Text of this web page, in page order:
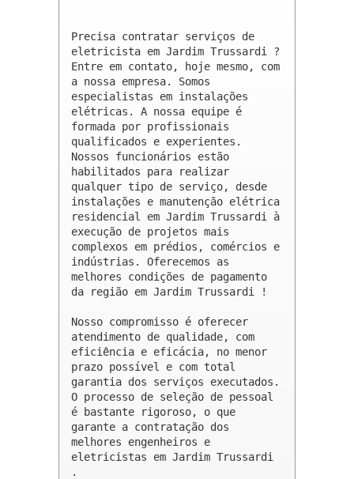
Precisa contratar serviços de
eletricista em Jardim Trussardi ?
Entre em contato, hoje mesmo, com
a nossa empresa. Somos
especialistas em instalações
elétricas. A nossa equipe é
formada por profissionais
qualificados e experientes.
Nossos funcionários estão
habilitados para realizar
qualquer tipo de serviço, desde
instalações e manutenção elétrica
residencial em Jardim Trussardi à
execução de projetos mais
complexos em prédios, comércios e
indústrias. Oferecemos as
melhores condições de pagamento
da região em Jardim Trussardi !
Nosso compromisso é oferecer
atendimento de qualidade, com
eficiência e eficácia, no menor
prazo possível e com total
garantia dos serviços executados.
O processo de seleção de pessoal
é bastante rigoroso, o que
garante a contratação dos
melhores engenheiros e
eletricistas em Jardim Trussardi
.